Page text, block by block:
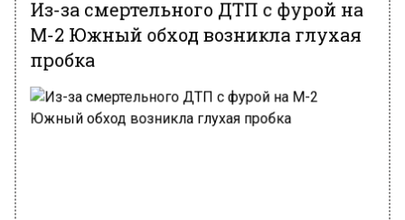
М-2 Южный обход возникла глухая
пробка